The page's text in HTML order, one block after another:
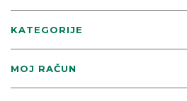
KATEGORIJE
MOJ RAČUN